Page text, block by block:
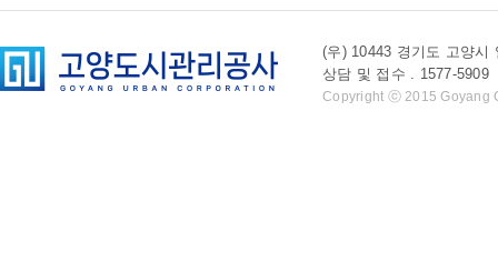
(우) 10443 경기도 고양시
상담 및 접수 . 1577-
Copyright ⓒ 2015 Goyang